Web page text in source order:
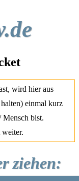
wird hier aus
einmal kurz
Mensch bist.
ziehen: